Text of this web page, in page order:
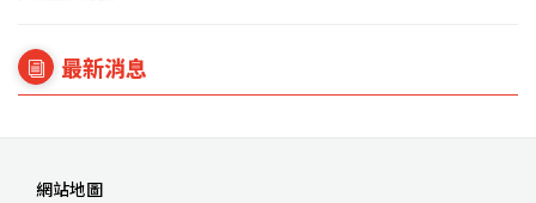
最新消息
網站地圖